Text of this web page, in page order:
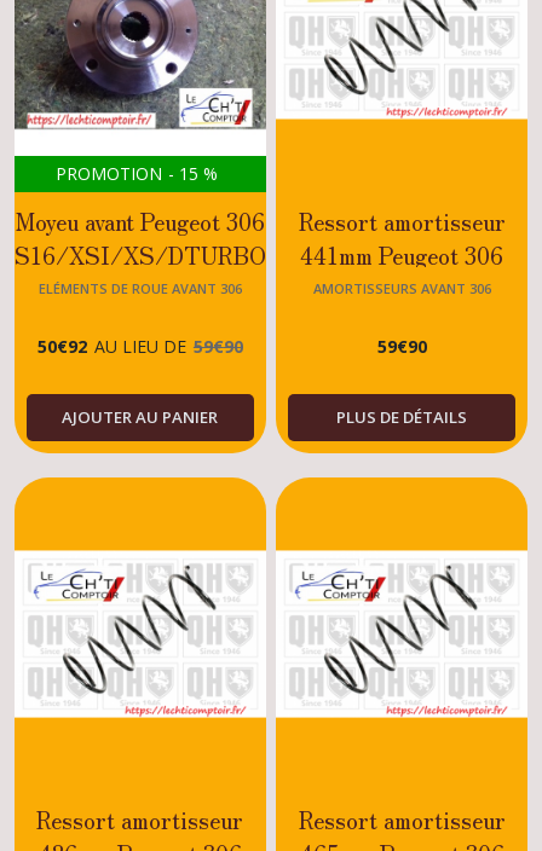
PROMOTION - 15 %
Moyeu avant Peugeot 306
S16/XSI/XS/DTURBO/HDI
ELÉMENTS DE ROUE AVANT 306
50€92 AU LIEU DE 59€90
AJOUTER AU PANIER
Ressort amortisseur
441mm Peugeot 306
AMORTISSEURS AVANT 306
59€90
PLUS DE DÉTAILS
Ressort amortisseur
Ressort amortisseur